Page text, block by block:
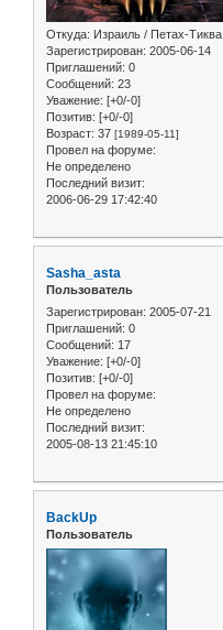
Откуда: Израиль / Петах-Тиква
Зарегистрирован: 2005-06-14
Приглашений: 0
Сообщений: 23
Уважение: [+0/-0]
Позитив: [+0/-0]
Возраст: 37 [1989-05-11]
Провел на форуме:
Не определено
Последний визит:
2006-06-29 17:42:40
Sasha_asta
Пользователь
Зарегистрирован: 2005-07-21
Приглашений: 0
Сообщений: 17
Уважение: [+0/-0]
Позитив: [+0/-0]
Провел на форуме:
Не определено
Последний визит:
2005-08-13 21:45:10
BackUp
Пользователь